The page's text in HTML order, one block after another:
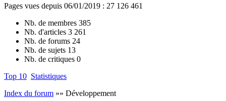
Pages vues depuis 06/01/2019 : 27 126 461
Nb. de membres 385
Nb. d'articles 3 261
Nb. de forums 24
Nb. de sujets 13
Nb. de critiques 0
Top 10 Statistiques
Index du forum »» Développement